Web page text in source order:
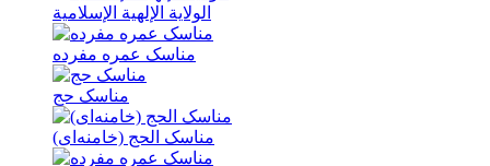
الولایة الإلهیة الإسلامیة
مناسک عمره مفرده
مناسک حج
مناسک الحج (خامنه‌ای)